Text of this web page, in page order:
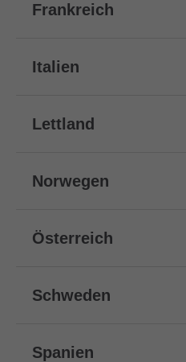
Frankreich
Italien
Lettland
Norwegen
Österreich
Schweden
Spanien